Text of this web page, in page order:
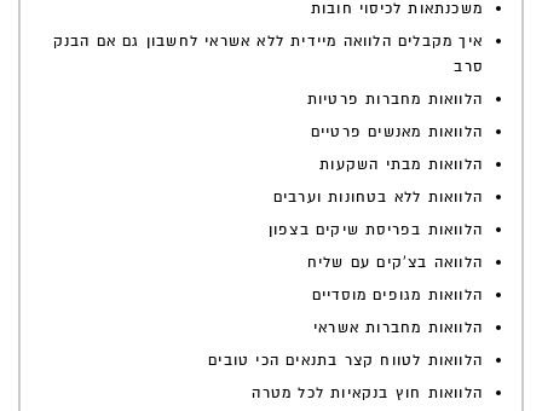
משכנתאות לכיסוי חובות
איך מקבלים הלוואה מיידית ללא אשראי לחשבון גם אם הבנק
סרב
הלוואות מחברות פרטיות
הלוואות מאנשים פרטיים
הלוואות מבתי השקעות
הלוואות ללא בטחונות וערבים
הלוואות בפריסת שיקים בצפון
הלוואה בצ'קים עם שליח
הלוואות מגופים מוסדיים
הלוואות מחברות אשראי
הלוואות לטווח קצר בתנאים הכי טובים
הלוואות חוץ בנקאיות לכל מטרה